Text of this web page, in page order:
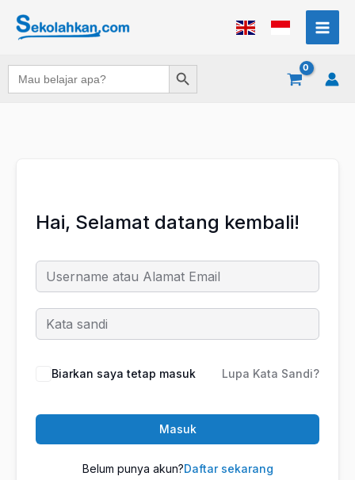
Search
for:
Search Button
Hai, Selamat datang kembali!
Biarkan saya tetap masuk Lupa Kata Sandi?
Masuk
Belum punya akun?Daftar sekarang